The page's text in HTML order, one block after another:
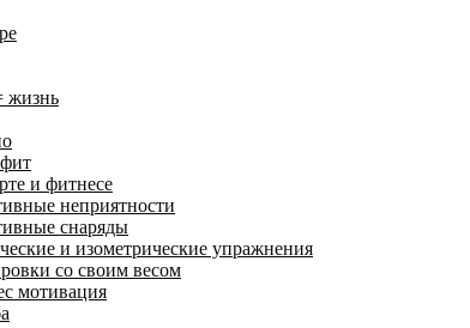
жизнь
и фитнесе
неприятности
снаряды
и изометрические упражнения
со своим весом
мотивация